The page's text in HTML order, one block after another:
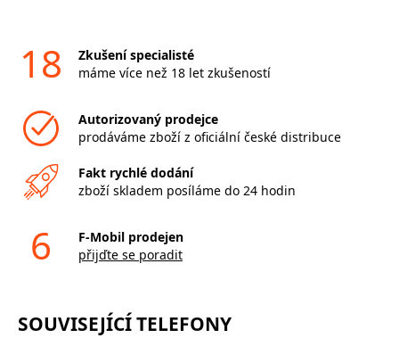
18
Zkušení specialisté
máme více než 18 let zkušeností
Autorizovaný prodejce
prodáváme zboží z oficiální české distribuce
Fakt rychlé dodání
zboží skladem posíláme do 24 hodin
6
F-Mobil prodejen
přijďte se poradit
SOUVISEJÍCÍ TELEFONY